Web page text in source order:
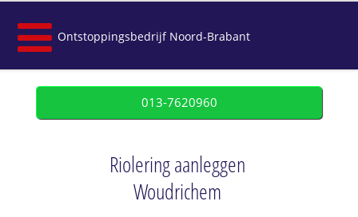
Ontstoppingsbedrijf Noord-Brabant
013-7620960
Riolering aanleggen
Woudrichem